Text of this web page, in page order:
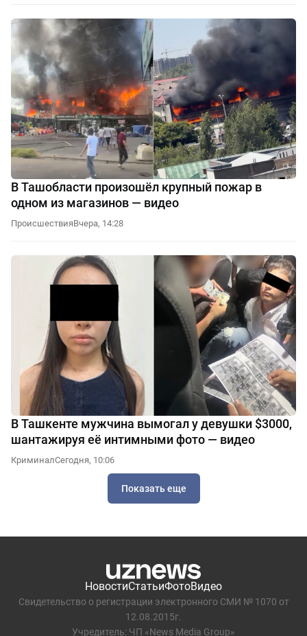
В Ташобласти произошёл крупный пожар в
одном из магазинов — видео
ПроисшествияВчера, 14:28
В Ташкенте мужчина вымогал у девушки $3000,
шантажируя её интимными фото — видео
КриминалСегодня, 10:06
Показать еще
НовостиСтатьиФотоВидео
Свидетельство о регистрации электронного СМИ № 1070 от
12.08.2015г.
Учредитель: ЧП «News Media Group»